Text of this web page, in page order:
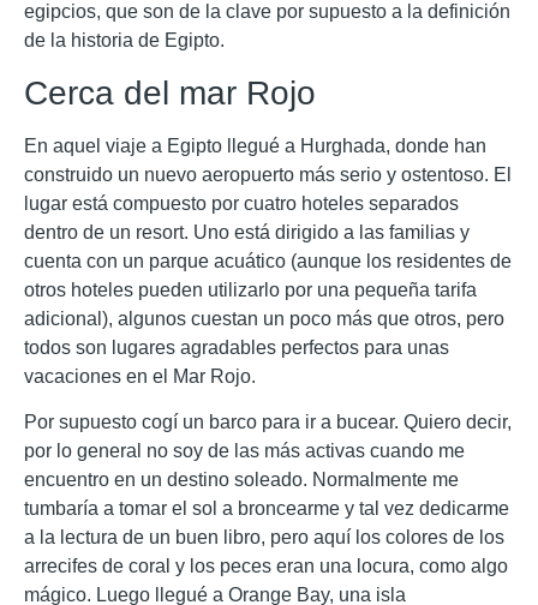
egipcios, que son de la clave por supuesto a l a definición
de la historia de Egipto.
Cerca del mar Rojo
En aquel viaje a Egipto llegué a Hurghada, donde han
construido un nuevo aeropuerto más serio y ostentoso. El
lugar está compuesto por cuatro hoteles separados
dentro de un resort. Uno está dirigido a las familias y
cuenta con un parque acuático (aunque los residentes de
otros hoteles pueden utilizarlo por una pequeña tarifa
adicional), algunos cuestan un poco más que otros, pero
todos son lugares agradables perfectos para unas
vacaciones en el Mar Rojo.
Por supuesto cogí un barco para ir a bucear. Quiero decir,
por lo general no soy de las más activas cuando me
encuentro en un destino soleado. Normalmente me
tumbaría a tomar el sol a broncearme y tal vez dedicarme
a la lectura de un buen libro, pero aquí los colores de los
arrecifes de coral y los peces eran una locura, como algo
mágico. Luego llegué a Orange Bay, una isla